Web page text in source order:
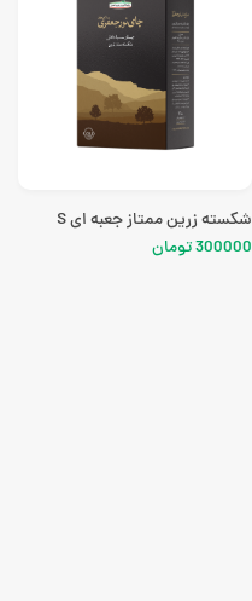
شکسته زرین ممتاز جعبه ای S
300000 تومان